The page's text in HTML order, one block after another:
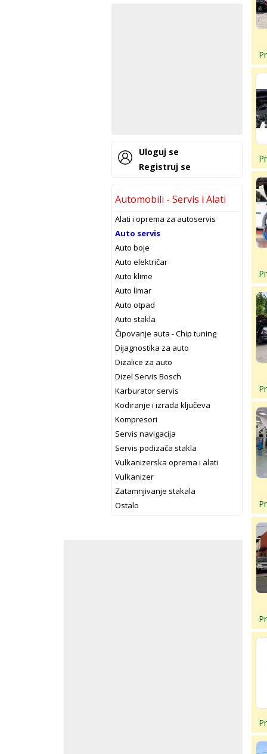
Ssangyong servis
Subaru servis
Škoda servis
Toyota servis
Volkswagen servis
Volvo servis
Servis za sva vozila
Ostalo
Uloguj se
Registruj se
Automobili - Servis i Alati
Alati i oprema za autoservis
Auto servis
Auto boje
Auto električar
Auto klime
Auto limar
Auto otpad
Auto stakla
Čipovanje auta - Chip tuning
Dijagnostika za auto
Dizalice za auto
Dizel Servis Bosch
Karburator servis
Kodiranje i izrada ključeva
Kompresori
Servis navigacija
Servis podizača stakla
Vulkanizerska oprema i alati
Vulkanizer
Zatamnjivanje stakala
Ostalo